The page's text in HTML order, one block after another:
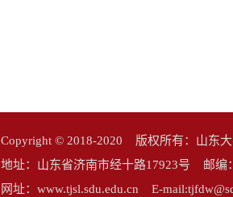
Copyright © 2018-2020 版权所有：山东
地址：山东省济南市经十路17923号 邮
网址：www.tjsl.sdu.edu.cn E-